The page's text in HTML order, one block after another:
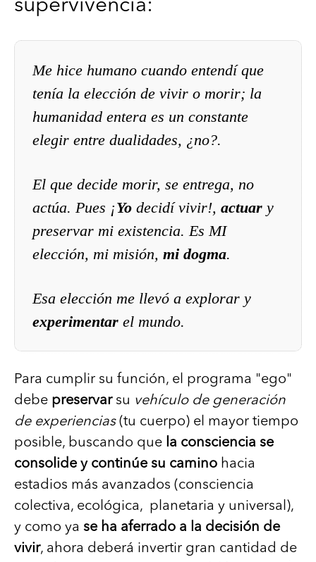
supervivencia:
Me hice humano cuando entendí que
tenía la elección de vivir o morir; la
humanidad entera es un constante
elegir entre dualidades, ¿no?.
El que decide morir, se entrega, no
actúa. Pues ¡Yo decidí vivir!, actuar y
preservar mi existencia. Es MI
elección, mi misión, mi dogma.
Esa elección me llevó a explorar y
experimentar el mundo.
Para cumplir su función, el programa "ego"
debe preservar su vehículo de generación
de experiencias(tu cuerpo) el mayor tiempo
posible, buscando que la consciencia se
consolide y continúe su camino hacia
estadios más avanzados (consciencia
colectiva, ecológica, planetaria y universal),
y como ya se ha aferrado a la decisión de
vivir, ahora deberá invertir gran cantidad de